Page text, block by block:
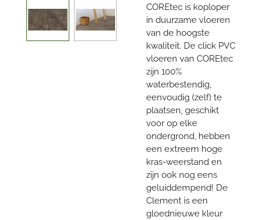
COREtec is koploper
in duurzame vloeren
van de hoogste
kwaliteit. De click PVC
vloeren van COREtec
zijn 100%
waterbestendig,
eenvoudig (zelf) te
plaatsen, geschikt
voor op elke
ondergrond, hebben
een extreem hoge
kras-weerstand en
zijn ook nog eens
geluiddempend! De
Clement is een
gloednieuwe kleur